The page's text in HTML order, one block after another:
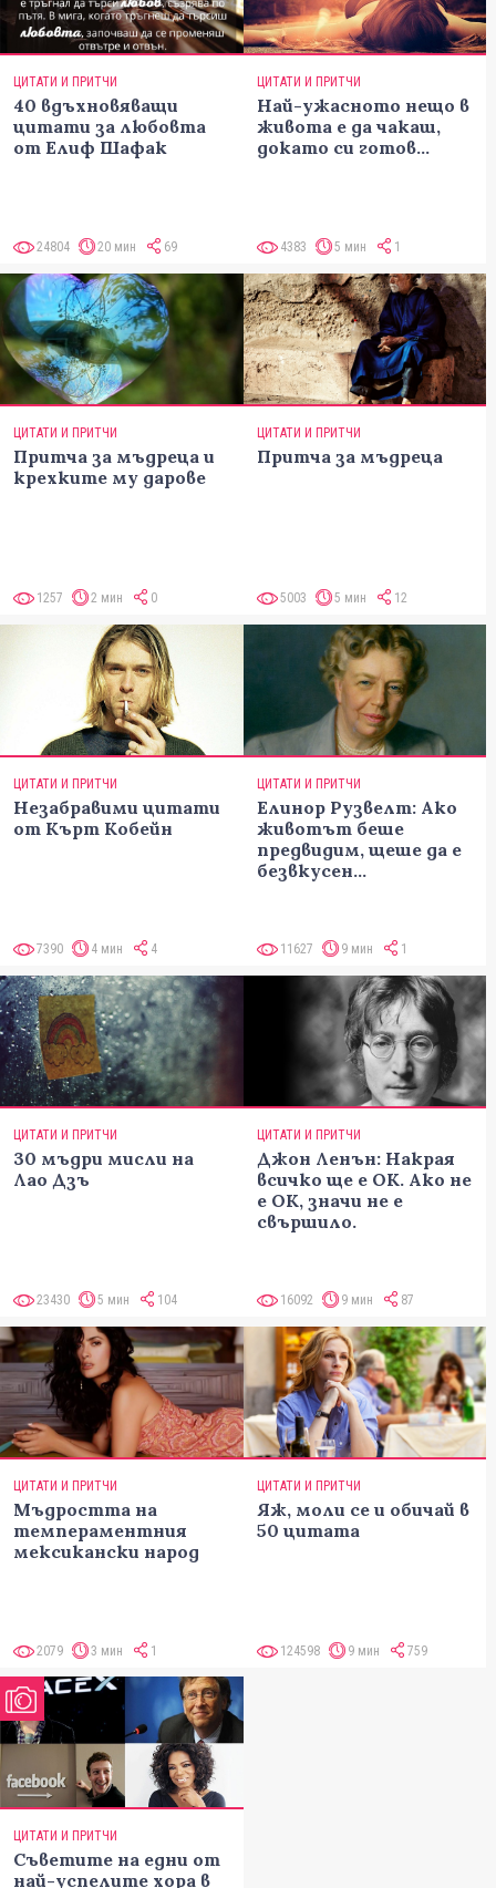
ЦИТАТИ И ПРИТЧИ
40 вдъхновяващи
цитати за любовта
от Елиф Шафак
24804 20 мин 69
ЦИТАТИ И ПРИТЧИ
Най-ужасното нещо в
живота е да чакаш,
докато си готов...
4383 5 мин 1
ЦИТАТИ И ПРИТЧИ
Притча за мъдреца и
крехките му дарове
1257 2 мин 0
ЦИТАТИ И ПРИТЧИ
Притча за мъдреца
5003 5 мин 12
ЦИТАТИ И ПРИТЧИ
Незабравими цитати
от Кърт Кобейн
7390 4 мин 4
ЦИТАТИ И ПРИТЧИ
Елинор Рузвелт: Ако
животът беше
предвидим, щеше да е
безвкусен...
11627 9 мин 1
ЦИТАТИ И ПРИТЧИ
30 мъдри мисли на
Лао Дзъ
23430 5 мин 104
ЦИТАТИ И ПРИТЧИ
Джон Ленън: Накрая
всичко ще е ОК. Ако не
е ОК, значи не е
свършило.
16092 9 мин 87
ЦИТАТИ И ПРИТЧИ
Мъдростта на
темпераментния
мексикански народ
2079 3 мин 1
ЦИТАТИ И ПРИТЧИ
Яж, моли се и обичай в
50 цитата
124598 9 мин 759
ЦИТАТИ И ПРИТЧИ
Съветите на едни от
най-успелите хора в